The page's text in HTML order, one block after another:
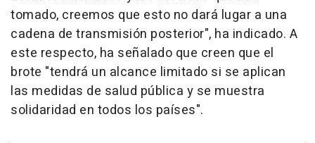
tomado, creemos que esto no dará lugar a una
cadena de transmisión posterior", ha indicado. A
este respecto, ha señalado que creen que el
brote "tendrá un alcance limitado si se aplican
las medidas de salud pública y se muestra
solidaridad en todos los países".